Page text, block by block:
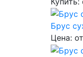
Брус
Цена: от